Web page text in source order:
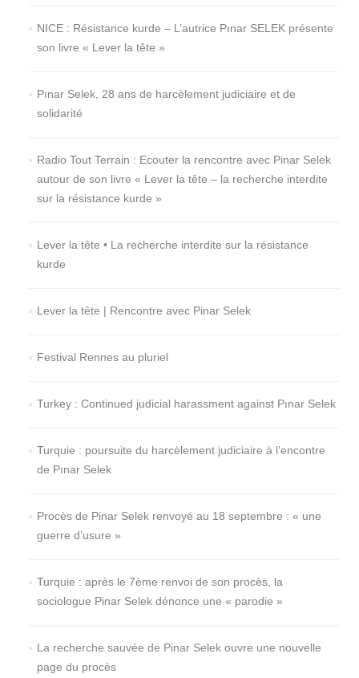
7
NICE : Résistance kurde – L’autrice Pınar SELEK présente
son livre « Lever la tête »
Pınar Selek, 28 ans de harcèlement judiciaire et de
solidarité
Radio Tout Terrain : Ecouter la rencontre avec Pinar Selek
autour de son livre « Lever la tête – la recherche interdite
sur la résistance kurde »
Lever la tête • La recherche interdite sur la résistance
kurde
Lever la tête | Rencontre avec Pinar Selek
Festival Rennes au pluriel
Turkey : Continued judicial harassment against Pınar Selek
Turquie : poursuite du harcèlement judiciaire à l’encontre
de Pınar Selek
Procès de Pinar Selek renvoyé au 18 septembre : « une
guerre d’usure »
Turquie : après le 7ème renvoi de son procès, la
sociologue Pinar Selek dénonce une « parodie »
La recherche sauvée de Pinar Selek ouvre une nouvelle
page du procès